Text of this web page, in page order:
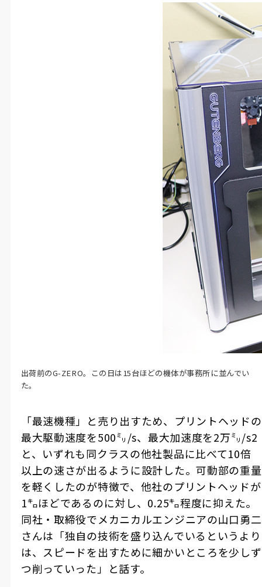
出荷前のG-ZERO。この日は15台ほどの機体が事務所に並んでい
た。
「最速機種」と売り出すため、プリントヘッドの
最大駆動速度を500㍉/s、最大加速度を2万㍉/s2
と、いずれも同クラスの他社製品に比べて10倍
以上の速さが出るように設計した。可動部の重量
を軽くしたのが特徴で、他社のプリントヘッドが
1㌔ほどであるのに対し、 0.25㌔程度に抑えた。
同社・取締役でメカニカルエンジニアの山口勇二
さんは「独自の技術を盛り込んでいるというより
は、スピードを出すために細かいところを少しず
つ削っていった」と話す。